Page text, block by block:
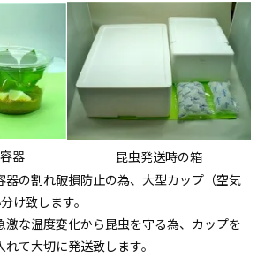
器
昆虫発送時の箱
器の割れ破損防止の為、大型カップ（空気
け致します。
激な温度変化から昆虫を守る為、カップを
て大切に発送致します。